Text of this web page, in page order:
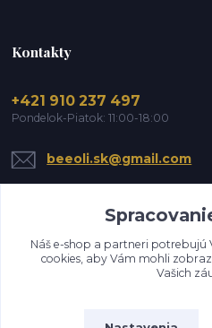
Kontakty
+421 910 237 497
Pondelok-Piatok: 11:00-18:00
beeoli.sk@gmail.com
Náš e-shop a partneri potrebujú
cookies, aby Vám mohli
Vašich